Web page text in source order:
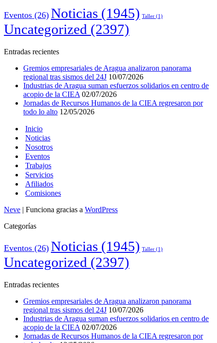
Eventos (26) Noticias (1945) Taller (1)
Uncategorized (2397)
Entradas recientes
Gremios empresariales de Aragua analizaron panorama
regional tras sismos del 24J 10/07/2026
Industrias de Aragua suman esfuerzos solidarios en centro de
acopio de la CIEA 02/07/2026
Jornadas de Recursos Humanos de la CIEA regresaron por
todo lo alto 12/05/2026
Inicio
Noticias
Nosotros
Eventos
Trabajos
Servicios
Afiliados
Comisiones
Neve | Funciona gracias a WordPress
Categorías
Eventos (26) Noticias (1945) Taller (1)
Uncategorized (2397)
Entradas recientes
Gremios empresariales de Aragua analizaron panorama
regional tras sismos del 24J 10/07/2026
Industrias de Aragua suman esfuerzos solidarios en centro de
acopio de la CIEA 02/07/2026
Jornadas de Recursos Humanos de la CIEA regresaron por